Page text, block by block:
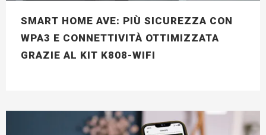
SMART HOME AVE: PIÙ SICUREZZA CON
WPA3 E CONNETTIVITÀ OTTIMIZZATA
GRAZIE AL KIT K808-WIFI